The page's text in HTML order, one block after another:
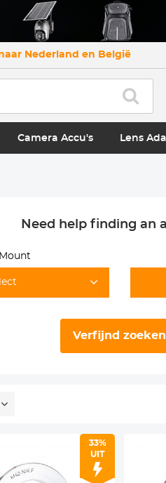
Nederland en België
Camera Accu's Lens
Need help finding an
Verfijnd zoeken
33%
UIT